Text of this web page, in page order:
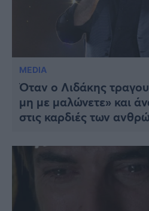
MEDIA
Όταν ο Λιδάκης
μη με μαλώνετε» και
στις καρδιές των